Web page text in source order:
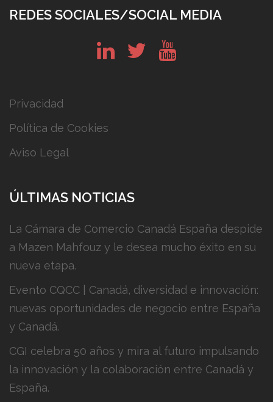
REDES SOCIALES/SOCIAL MEDIA
Privacidad
Política de Cookies
Aviso Legal
ÚLTIMAS NOTICIAS
La Cámara de Comercio Canadá España despide
a Mazen Mahfouz y le desea mucho éxito en su
nueva etapa.
Evento CQCC | Canadá, diversidad e innovación:
nuevas oportunidades de negocio entre España
y Canadá.
CGI celebra 50 años y mira al futuro impulsando
la innovación y la colaboración entre Canadá y
España.